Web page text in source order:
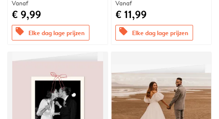
Vanaf
€ 9,99
offers Elke dag lage prijzen
Vanaf
€ 11,99
offers Elke dag lage prijzen